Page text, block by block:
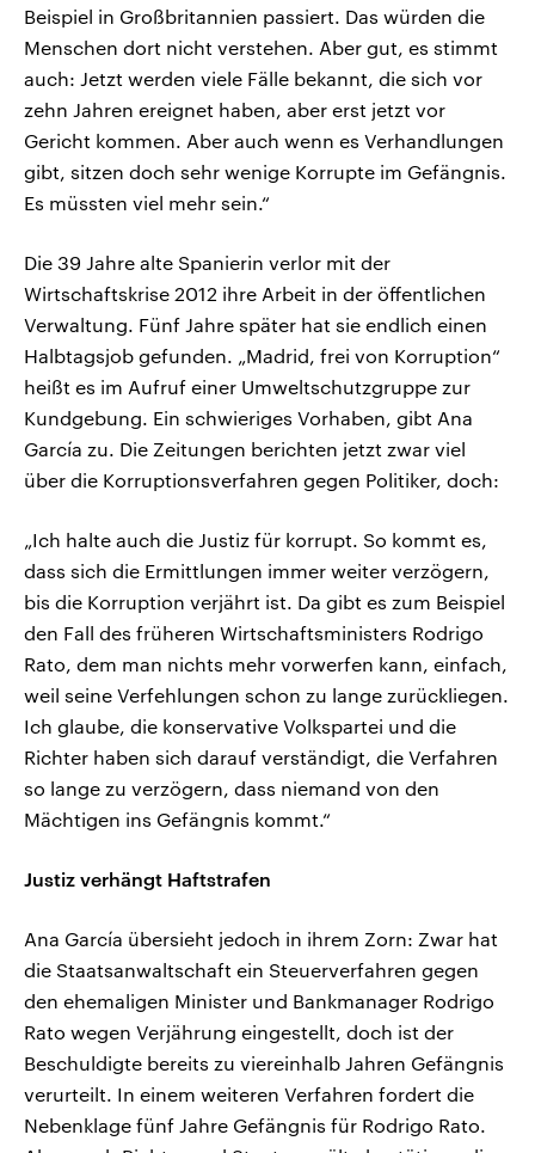
Beispiel in Großbritannien passiert. Das würden die
Menschen dort nicht verstehen. Aber gut, es stimmt
auch: Jetzt werden viele Fälle bekannt, die sich vor
zehn Jahren ereignet haben, aber erst jetzt vor
Gericht kommen. Aber auch wenn es Verhandlungen
gibt, sitzen doch sehr wenige Korrupte im Gefängnis.
Es müssten viel mehr sein.“
Die 39 Jahre alte Spanierin verlor mit der
Wirtschaftskrise 2012 ihre Arbeit in der öffentlichen
Verwaltung. Fünf Jahre später hat sie endlich einen
Halbtagsjob gefunden. „Madrid, frei von Korruption“
heißt es im Aufruf einer Umweltschutzgruppe zur
Kundgebung. Ein schwieriges Vorhaben, gibt Ana
García zu. Die Zeitungen berichten jetzt zwar viel
über die Korruptionsverfahren gegen Politiker, doch:
„Ich halte auch die Justiz für korrupt. So kommt es,
dass sich die Ermittlungen immer weiter verzögern,
bis die Korruption verjährt ist. Da gibt es zum Beispiel
den Fall des früheren Wirtschaftsministers Rodrigo
Rato, dem man nichts mehr vorwerfen kann, einfach,
weil seine Verfehlungen schon zu lange zurückliegen.
Ich glaube, die konservative Volkspartei und die
Richter haben sich darauf verständigt, die Verfahren
so lange zu verzögern, dass niemand von den
Mächtigen ins Gefängnis kommt.“
Justiz verhängt Haftstrafen
Ana García übersieht jedoch in ihrem Zorn: Zwar hat
die Staatsanwaltschaft ein Steuerverfahren gegen
den ehemaligen Minister und Bankmanager Rodrigo
Rato wegen Verjährung eingestellt, doch ist der
Beschuldigte bereits zu viereinhalb Jahren Gefängnis
verurteilt. In einem weiteren Verfahren fordert die
Nebenklage fünf Jahre Gefängnis für Rodrigo Rato.